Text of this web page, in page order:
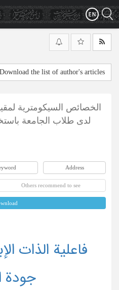
Download the list of author's articles
الخصائص السيكومترية
لدى طلاب الجامعة
Address
Others recommend to see
جودة
فاعلية الذات